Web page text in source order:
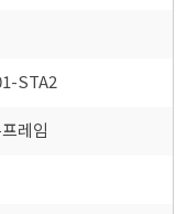
STA2
레임